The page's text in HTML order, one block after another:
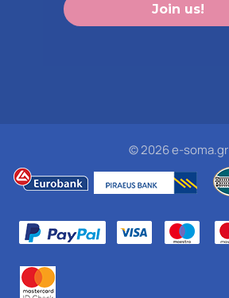
Join us!
© 2026 e-soma.gr